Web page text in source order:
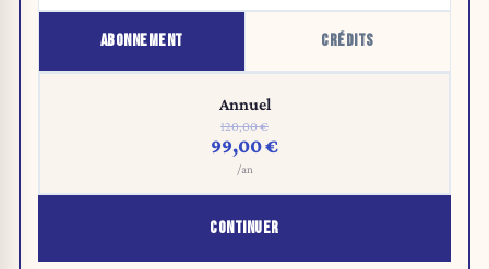
ABONNEMENT CRÉDITS
Annuel
120,00 €
99,00 €
/an
CONTINUER